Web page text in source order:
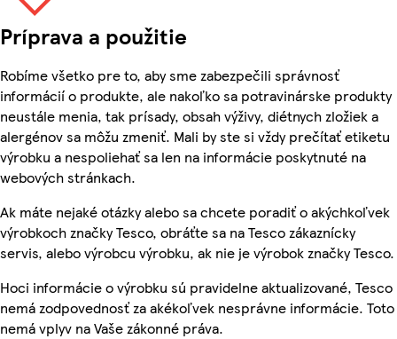
Príprava a použitie
Robíme všetko pre to, aby sme zabezpečili správnosť
informácií o produkte, ale nakoľko sa potravinárske produkty
neustále menia, tak prísady, obsah výživy, diétnych zložiek a
alergénov sa môžu zmeniť. Mali by ste si vždy prečítať etiketu
výrobku a nespoliehať sa len na informácie poskytnuté na
webových stránkach.
Ak máte nejaké otázky alebo sa chcete poradiť o akýchkoľvek
výrobkoch značky Tesco, obráťte sa na Tesco zákaznícky
servis, alebo výrobcu výrobku, ak nie je výrobok značky Tesco.
Hoci informácie o výrobku sú pravidelne aktualizované, Tesco
nemá zodpovednosť za akékoľvek nesprávne informácie. Toto
nemá vplyv na Vaše zákonné práva.